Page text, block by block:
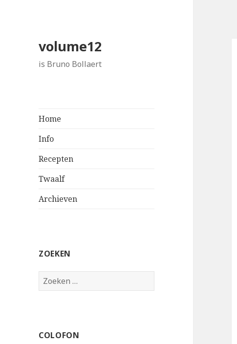
volume12
is Bruno Bollaert
Home
Info
Recepten
Twaalf
Archieven
ZOEKEN
Zoeken
naar:
COLOFON